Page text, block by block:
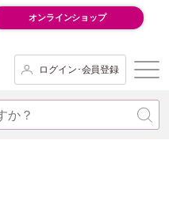
オンラインショップ
ログイン･会員登録